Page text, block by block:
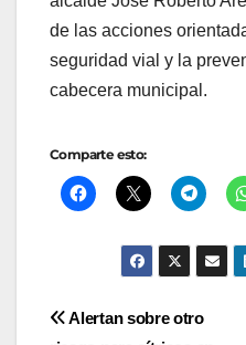
de las acciones
seguridad vial y la
cabecera municipal.
Comparte esto:
Navegación
Alertan sobre otro